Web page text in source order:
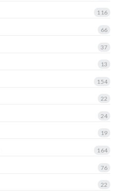
116
66
37
13
154
22
24
19
164
76
22